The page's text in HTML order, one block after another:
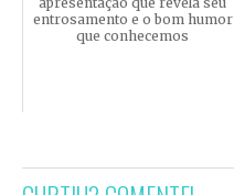
entrosamento e o bom humor
que conhecemos